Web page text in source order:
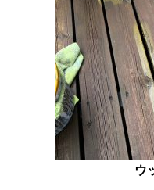
ウ